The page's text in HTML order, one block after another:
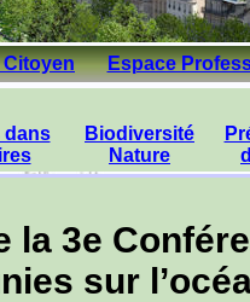
Citoyen
Espace
dans
Biodiversité
Nature
la 3e
sur